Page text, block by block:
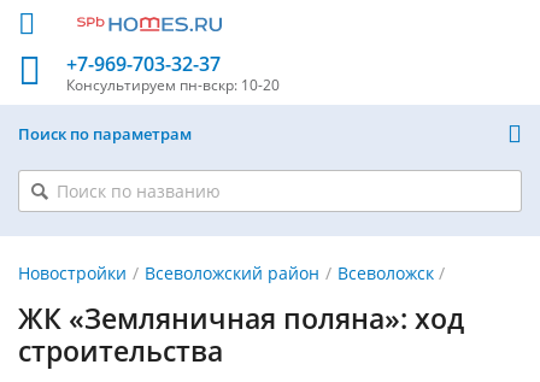
+7-969-703-32-37
Консультируем пн-вскр: 10-20
Поиск по параметрам
Новостройки Всеволожский район Всеволожск
ЖК «Земляничная поляна»: ход
строительства